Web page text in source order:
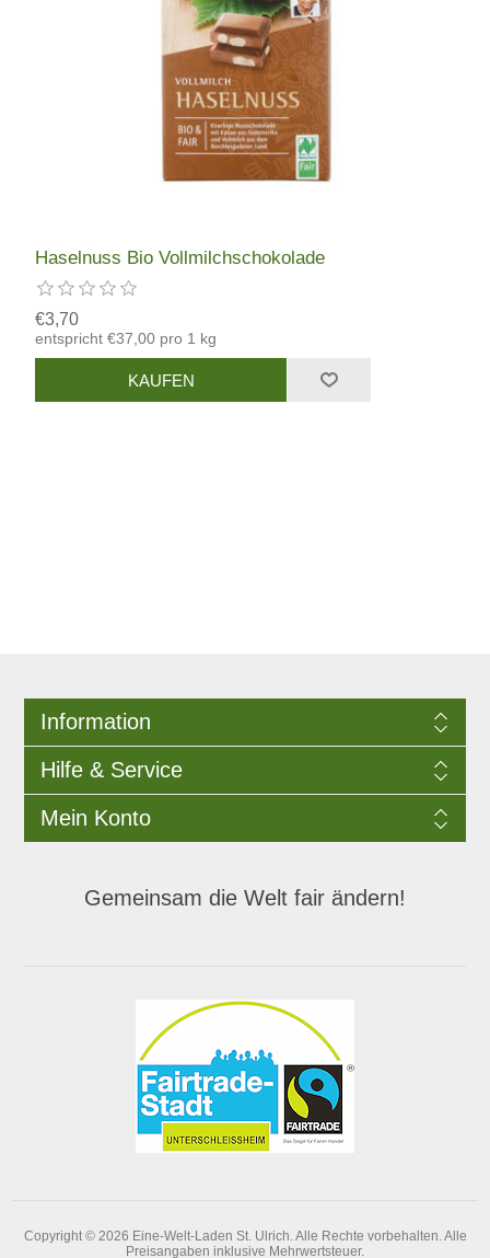
Haselnuss Bio Vollmilchschokolade
€3,70
entspricht €37,00 pro 1 kg
Information
Hilfe & Service
Mein Konto
Gemeinsam die Welt fair ändern!
Copyright © 2026 Eine-Welt-Laden St. Ulrich. Alle Rechte vorbehalten.Alle
Preisangaben inklusive Mehrwertsteuer.